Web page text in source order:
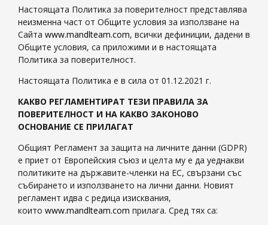
Настоящата Политика за поверителност представлява
неизменна част от Общите условия за използване на
Сайта www.mandlteam.com, всички дефиниции, дадени в
Общите условия, са приложими и в настоящата
Политика за поверителност.
Настоящата Политика е в сила от 01.12.2021 г.
КАКВО РЕГЛАМЕНТИРАТ ТЕЗИ ПРАВИЛА ЗА
ПОВЕРИТЕЛНОСТ И НА КАКВО ЗАКОНОВО
ОСНОВАНИЕ СЕ ПРИЛАГАТ
Общият Регламент за защита на личните данни (GDPR)
е приет от Европейския съюз и целта му е да уеднакви
политиките на държавите-членки на ЕС, свързани със
събирането и използването на лични данни. Новият
регламент идва с редица изисквания,
които www.mandlteam.com прилага. Сред тях са: